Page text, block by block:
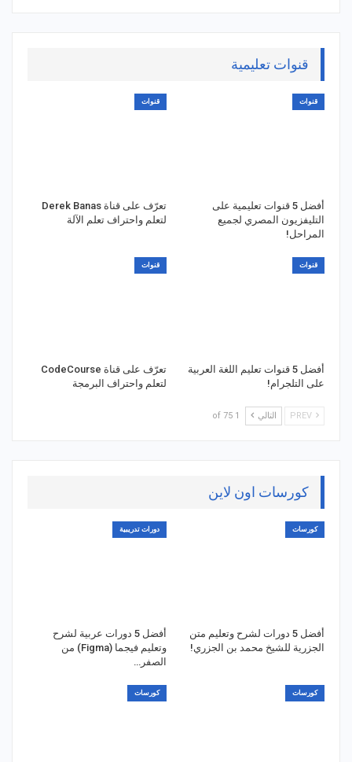
قنوات تعليمية
قنوات
أفضل 5 قنوات تعليمية على
التليفزيون المصري لجميع
المراحل!
قنوات
تعرّف على قناة Derek Banas
لتعلم واحتراف تعلم الآلة
قنوات
أفضل 5 قنوات تعليم اللغة العربية
على التلجرام!
قنوات
تعرّف على قناة CodeCourse
لتعلم واحتراف البرمجة
التالي 1 of 75
كورسات اون لاين
كورسات
أفضل 5 دورات لشرح وتعليم متن
الجزرية للشيخ محمد بن الجزري!
دورات تدريبية
أفضل 5 دورات عربية لشرح
وتعليم فيجما (Figma) من
الصفر…
كورسات كورسات